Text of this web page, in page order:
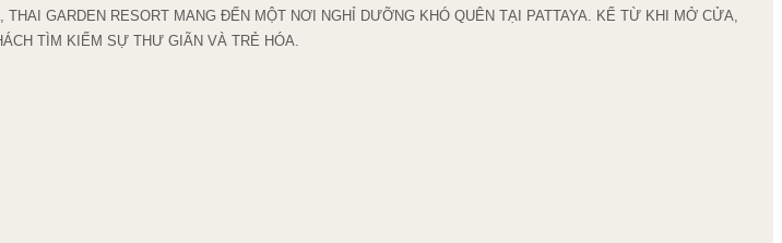
GARDEN RESORT MANG ĐẾN MỘT NƠI NGHỈ DƯỠNG KHÓ QUÊN TẠI PATTAYA. KỂ TỪ KHI MỞ CỬA,
TÌM KIẾM SỰ THƯ GIÃN VÀ TRẺ HÓA.